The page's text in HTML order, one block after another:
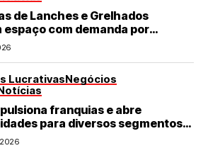
de Lanches e Grelhados
espaço com demanda por
rápidas e de qualidade
LucrativasNegócios
franquias e abre
para diversos segmentos